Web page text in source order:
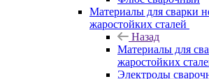
Материалы для сварки
жаростойких сталей
Назад
Материалы для
жаростойких
Электроды